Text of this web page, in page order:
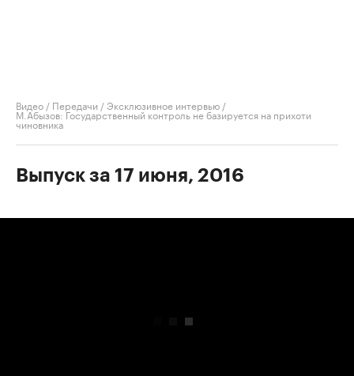
Видео / Передачи /Эксклюзивное интервью /
М.Абызов: Государственный контроль не базируется на прихоти
чиновника
Выпуск за 17 июня, 2016